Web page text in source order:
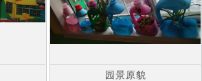
园景原貌